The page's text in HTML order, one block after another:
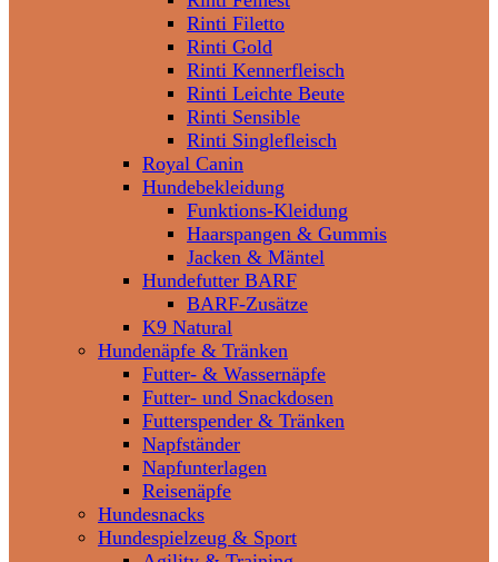
Rinti Filetto
Rinti Gold
Rinti Kennerfleisch
Rinti Leichte Beute
Rinti Sensible
Rinti Singlefleisch
Royal Canin
Hundebekleidung
Funktions-Kleidung
Haarspangen & Gummis
Jacken & Mäntel
Hundefutter BARF
BARF-Zusätze
K9 Natural
Hundenäpfe & Tränken
Futter- & Wassernäpfe
Futter- und Snackdosen
Futterspender & Tränken
Napfständer
Napfunterlagen
Reisenäpfe
Hundesnacks
Hundespielzeug & Sport